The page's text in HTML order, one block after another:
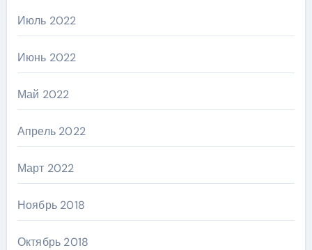
Июль 2022
Июнь 2022
Май 2022
Апрель 2022
Март 2022
Ноябрь 2018
Октябрь 2018